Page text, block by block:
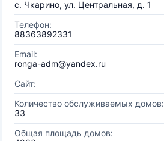
с. Чкарино, ул. Центральная, д. 1
Телефон:
88363892331
Email:
ronga-adm@yandex.ru
Сайт:
Количество обслуживаемых домов:
33
Общая площадь домов: